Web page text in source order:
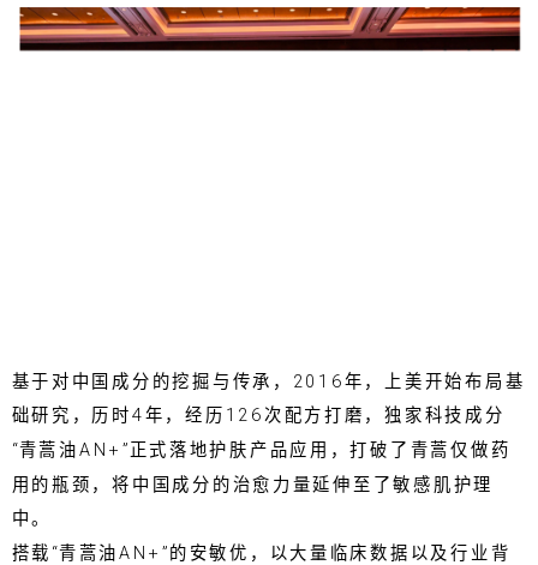
基于对中国成分的挖掘与传承，2016年，上美开始布局基
础研究，历时4年，经历126次配方打磨，独家科技成分
“青蒿油AN+”正式落地护肤产品应用，打破了青蒿仅做药
用的瓶颈，将中国成分的治愈力量延伸至了敏感肌护理
中。
搭载“青蒿油AN+”的安敏优，以大量临床数据以及行业背